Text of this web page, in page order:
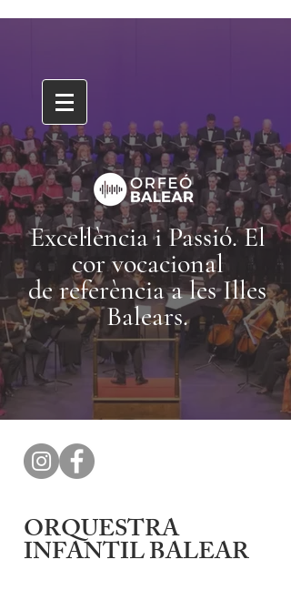
Excel·lència i Passió. El
cor vocacional
de referència a les Illes
Balears.
ORQUESTRA
INFANTIL BALEAR